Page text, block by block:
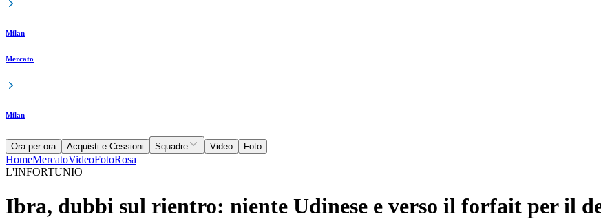
Milan
Mercato
Milan
Ora per ora Acquisti e Cessioni Squadre Video Foto
HomeMercatoVideoFotoRosa
L'INFORTUNIO
Ibra, dubbi sul rientro: niente Udinese e verso il forfait per il